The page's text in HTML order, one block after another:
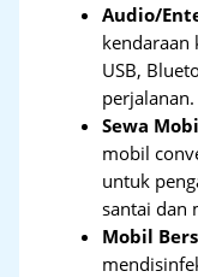
Audio/
kendaraan
USB,
perjalanan.
Sewa
mobil
untuk
santai dan
Mobil